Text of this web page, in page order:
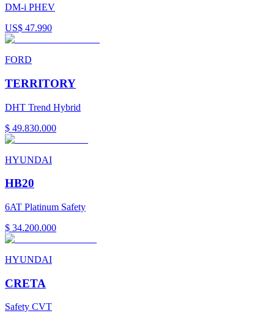
DM-i PHEV
US$ 47.990
FORD
TERRITORY
DHT Trend Hybrid
$ 49.830.000
HYUNDAI
HB20
6AT Platinum Safety
$ 34.200.000
HYUNDAI
CRETA
Safety CVT